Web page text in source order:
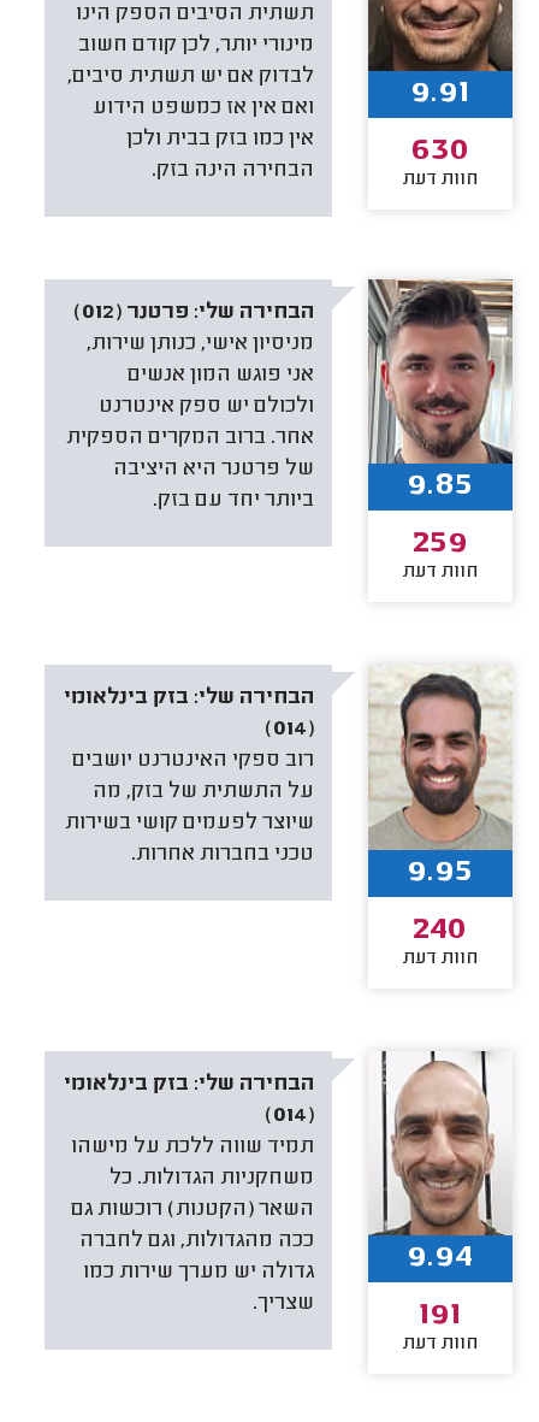
תשתית הסיבים הספק הינו
מינורי יותר, לכן קודם חשוב
לבדוק אם יש תשתית סיבים,
ואם אין אז כמשפט הידוע
אין כמו בזק בבית ולכן
הבחירה הינה בזק.
9.91
630
חוות דעת
הבחירה שלי: פרטנר (012)
מניסיון אישי, כנותן שירות,
אני פוגש המון אנשים
ולכולם יש ספק אינטרנט
אחר. ברוב המקרים הספקית
של פרטנר היא היציבה
ביותר יחד עם בזק.
9.85
259
חוות דעת
הבחירה שלי: בזק בינלאומי
(014)
רוב ספקי האינטרנט יושבים
על התשתית של בזק, מה
שיוצר לפעמים קושי בשירות
טכני בחברות אחרות.
9.95
240
חוות דעת
הבחירה שלי: בזק בינלאומי
(014)
תמיד שווה ללכת על מישהו
משחקניות הגדולות. כל
השאר (הקטנות) רוכשות גם
ככה מהגדולות, וגם לחברה
גדולה יש מערך שירות כמו
שצריך.
9.94
191
חוות דעת